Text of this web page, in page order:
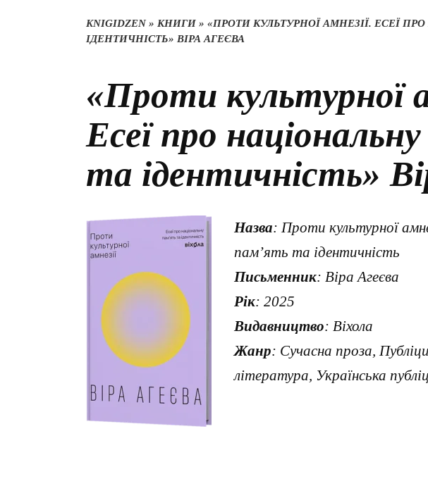
KNIGIDZEN» КНИГИ » «ПРОТИ КУЛЬТУРНОЇ АМНЕЗІЇ. ЕСЕЇ
ІДЕНТИЧНІСТЬ» ВІРА АГЕЄВА
«Проти культурної
Есеї про
та ідентичність»
Назва: Проти культурної
пам’ять та ідентичність
Письменник: Віра Агеєва
Рік: 2025
Видавництво: Віхола
Жанр: Сучасна проза,
література, Українська